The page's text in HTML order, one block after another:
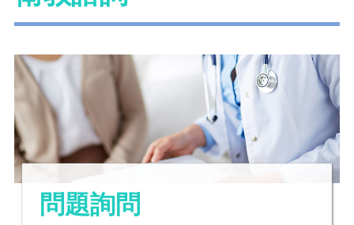
問題詢問